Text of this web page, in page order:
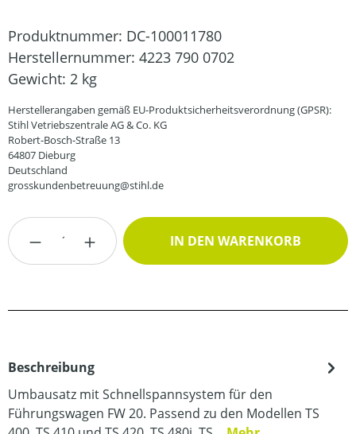
Produktnummer: DC-100011780
Herstellernummer: 4223 790 0702
Gewicht: 2 kg
Herstellerangaben gemäß EU-Produktsicherheitsverordnung (GPSR):
Stihl Vetriebszentrale AG & Co. KG
Robert-Bosch-Straße 13
64807 Dieburg
Deutschland
grosskundenbetreuung@stihl.de
Produkt Anzahl: Gib den gewünschten
IN DEN WARENKORB
Beschreibung
Umbausatz mit Schnellspannsystem für den
Führungswagen FW 20. Passend zu den Modellen TS